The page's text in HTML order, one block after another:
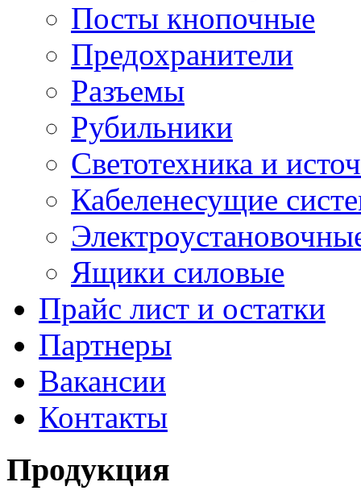
Посты кнопочные
Предохранители
Разъемы
Рубильники
Светотехника и
Кабеленесущие
Ящики силовые
Прайс лист и остатки
Партнеры
Вакансии
Контакты
Продукция